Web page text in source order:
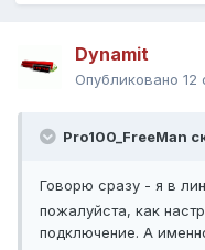
Dynamit
Опубликовано 12
Pro100_FreeMan
Говорю сразу - я в
пожалуйста, как
подключение. А